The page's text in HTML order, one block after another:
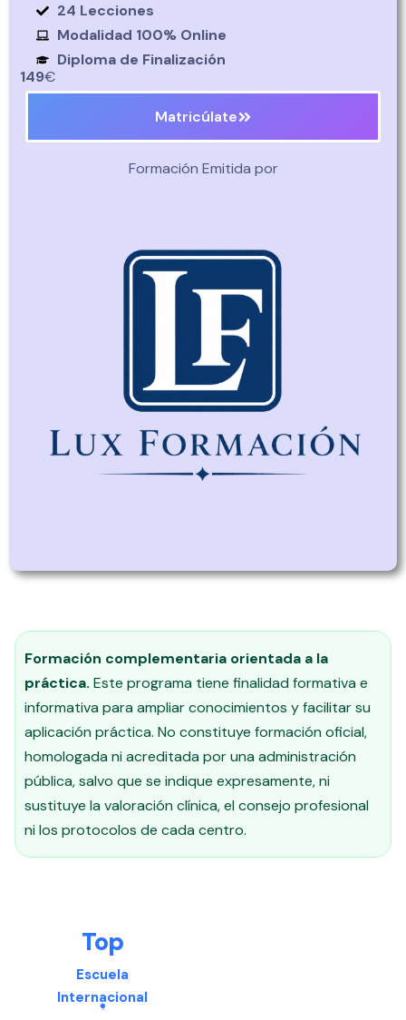
24 Lecciones
Modalidad 100% Online
Diploma de Finalización
149€
Matricúlate
Formación Emitida por
Formación complementaria orientada a la
práctica. Este programa tiene finalidad formativa e
informativa para ampliar conocimientos y facilitar su
aplicación práctica. No constituye formación oficial,
homologada ni acreditada por una administración
pública, salvo que se indique expresamente, ni
sustituye la valoración clínica, el consejo profesional
ni los protocolos de cada centro.
Top
Escuela
Internacional